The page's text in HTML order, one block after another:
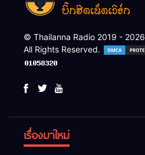
© Thailanna Radio 2019 - 2026
All Rights Reserved.
เรื่องมาใหม่